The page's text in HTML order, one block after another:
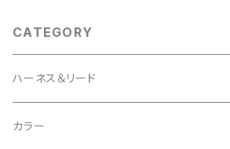
CATEGORY
ハーネス＆リード
カラー